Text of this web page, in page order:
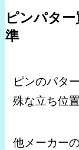
ピンパタ
準
ピンのパタ
殊な立ち位
他メーカー